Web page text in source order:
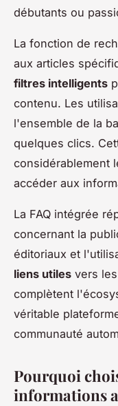
débutants ou
La fonction de
aux articles
filtres intelligents
contenu. Les
l'ensemble de la
quelques clics.
considérablement
accéder aux
La FAQ intégrée
concernant la
éditoriaux et
liens utiles vers
complètent
véritable
communauté
Pourquoi
informations